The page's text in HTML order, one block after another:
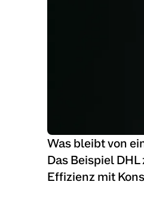
Was bleibt von
Das Beispiel
Effizienz mit